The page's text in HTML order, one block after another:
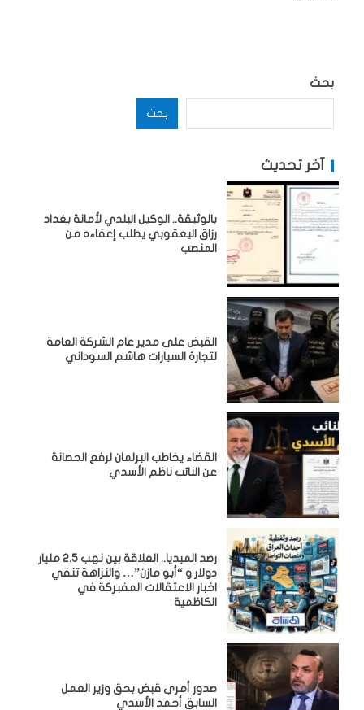
بحث
بحث
آخر تحديث
بالوثيقة.. الوكيل البلدي لأمانة بغداد
رزاق اليعقوبي يطلب إعفاءه من
المنصب
القبض على مدير عام الشركة العامة
لتجارة السيارات هاشم السوداني
القضاء يخاطب البرلمان لرفع الحصانة
عن النائب ناظم الأسدي
رصد الميديا.. العلاقة بين نهب 2.5 مليار
دولار و “أبو مازن”… والنزاهة تنفي
اخبار الاعتقالات المفبركة في
الكاظمية
صدور أمري قبض بحق وزير العمل
السابق أحمد الأسدي